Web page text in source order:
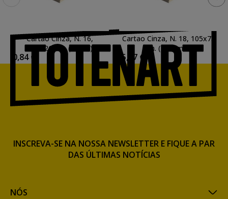
Cartao Cinza, N. 16,
37.5x26 cm. (2 mm)
0,84 €
Cartao Cinza, N. 18, 105x75
cm. (2.25 mm)
5,87 €
NÓS
INSCREVA-SE NA NOSSA NEWSLETTER E FIQUE A PAR
DAS ÚLTIMAS NOTÍCIAS